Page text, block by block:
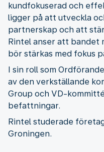
kundfokuserad och
ligger på att utveckla
partnerskap och att
Rintel anser att bandet
bör stärkas med fokus
I sin roll som
av den verkställande
Group och VD-
befattningar.
Rintel studerade
Groningen.